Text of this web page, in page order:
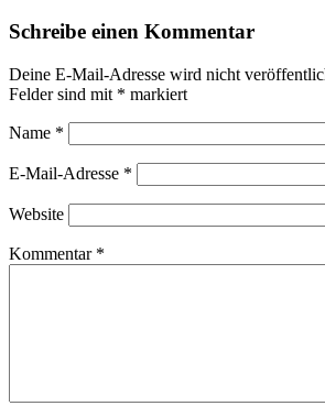
Schreibe einen Kommentar
Deine E-Mail-Adresse wird nicht
Felder sind mit * markiert
Name *
E-Mail-Adresse *
Website
Kommentar *